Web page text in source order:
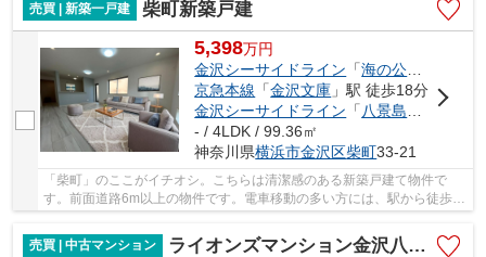
売買 | 新築一戸建
柴町新築戸建
5,398万円
金沢シーサイドライン 「海の公園柴口
京急本線 「金沢文庫 」駅 徒歩18分
金沢シーサイドライン 「 八景島 」駅 徒歩
- / 4LDK / 99.36㎡
神奈川県横浜市金沢区柴町33-21
「柴町」のここがイチオシ。こちらは清潔感のある新築戸建て物件で
す。前面道路6m以上の物件です。電車移動の多い方には、駅から徒歩3
分の物件がおすすめです。不動産購入で失敗しない...
売買 | 中古マンション
ライオンズマンション金沢八景第10 A館